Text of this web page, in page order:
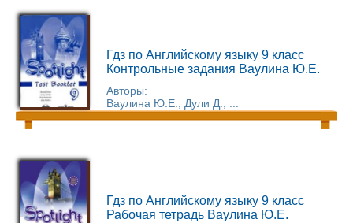
Гдз по Английскому языку 9 класс
Контрольные задания Ваулина Ю.Е.
Авторы:
Ваулина Ю.Е., Дули Д., ...
Гдз по Английскому языку 9 класс
Рабочая тетрадь Ваулина Ю.Е.